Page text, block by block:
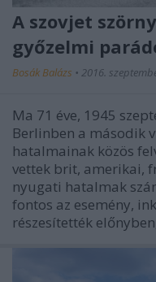
A szovjet
győzelmi
Bosák Balázs • 2016.
Ma 71 éve, 1945
Berlinben a második
hatalmainak közös
vettek brit, amerikai,
nyugati hatalmak
fontos az esemény,
részesítették